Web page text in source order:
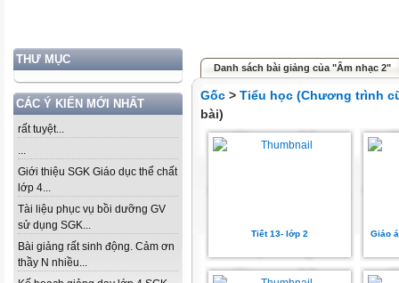
THƯ MỤC
CÁC Ý KIẾN MỚI NHẤT
rất tuyệt...
...
Giới thiệu SGK Giáo dục thể chất
lớp 4...
Tài liệu phục vụ bồi dưỡng GV
sử dụng SGK...
Bài giảng rất sinh động. Cảm ơn
thầy N nhiều...
Danh sách bài giảng của "Âm nhạc 2"
Gốc > Tiểu học (Chương trình
bài)
Tiết 13- lớp 2 Giáo